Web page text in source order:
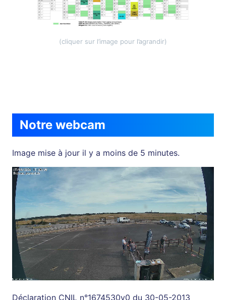
(cliquer sur l’image pour l’agrandir)
Notre webcam
Image mise à jour il y a moins de 5 minutes.
Déclaration CNIL n°1674530v0 du 30-05-2013